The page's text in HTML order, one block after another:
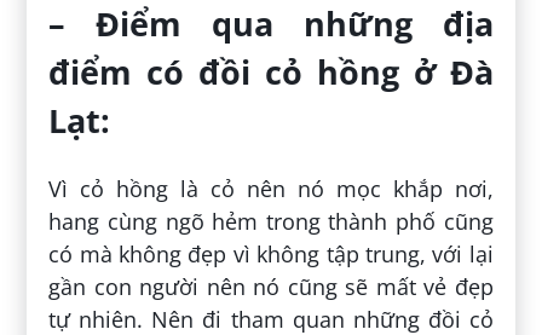
– Điểm qua những địa
điểm có đồi cỏ hồng ở Đà
Lạt:
Vì cỏ hồng là cỏ nên nó mọc khắp nơi,
hang cùng ngõ hẻm trong thành phố cũng
có mà không đẹp vì không tập trung, với lại
gần con người nên nó cũng sẽ mất vẻ đẹp
tự nhiên. Nên đi tham quan những đồi cỏ